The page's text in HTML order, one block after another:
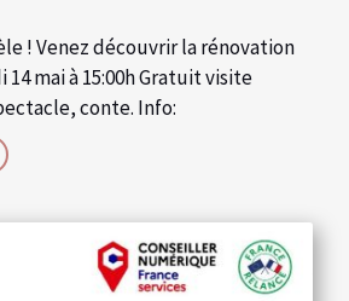
! Venez découvrir la rénovation
14 mai à 15:00h Gratuit visite
conte. Info: